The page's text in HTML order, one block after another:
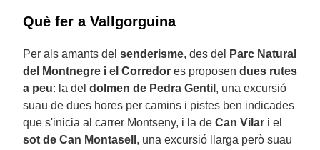
Què fer a Vallgorguina
Per als amants del senderisme, des del
Parc Natural
del Montnegre i el Corredor es proposen dues rutes
a peu: la del dolmen de Pedra Gentil , una excursió
suau de dues hores per camins i pistes ben indicades
que s'inicia al carrer Montseny, i la de Can Vilar i el
sot de Can Montasell , una excursió llarga però suau